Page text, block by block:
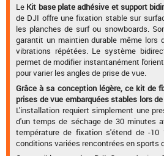
Le Kit base plate adhésive et support
de DJI offre une fixation stable sur
les planches de surf ou snowboards.
garantit un maintien durable même lors
vibrations répétées. Le système
permet de modifier instantanément
pour varier les angles de prise de vue.
Grâce à sa conception légère, ce kit de
prises de vue embarquées stables lors
L'installation requiert simplement une
d'un temps de séchage de 30 minutes
température de fixation s'étend de -10
conditions variées rencontrées en sports